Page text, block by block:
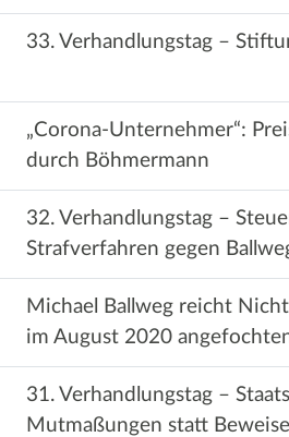
33. Verhandlungstag –
„Corona-Unternehmer“:
durch Böhmermann
32. Verhandlungstag –
Strafverfahren gegen
Michael Ballweg reicht
im August 2020
31. Verhandlungstag –
Mutmaßungen statt